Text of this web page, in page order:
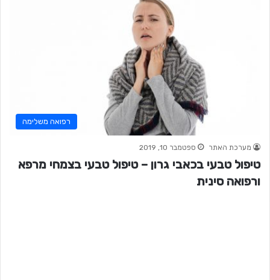
רפואה משלימה
מערכת האתר ספטמבר 10, 2019
טיפול טבעי בכאבי גרון – טיפול טבעי בצמחי מרפא
ורפואה סינית